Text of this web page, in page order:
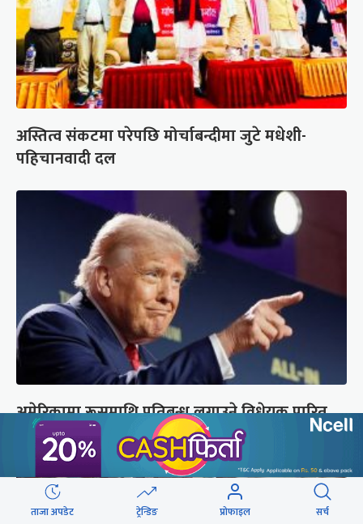
अस्तित्व संकटमा परेपछि मोर्चाबन्दीमा जुटे मधेशी-
पहिचानवादी दल
अमेरिकामा रूसमाथि प्रतिबन्ध लगाउने विधेयक पारित,
भारतसहित ५ देशमा शतप्रतिशत भन्सार शुल्क
ताजा अपडेट ट्रेन्डिङ प्रोफाइल सर्च